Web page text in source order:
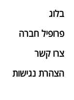
בלוג
פרופיל חברה
צרו קשר
הצהרת נגישות